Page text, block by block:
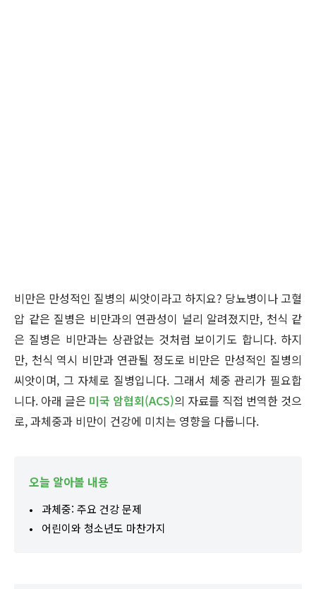
비만은 만성적인 질병의 씨앗이라고 하지요? 당뇨병이나 고혈
압 같은 질병은 비만과의 연관성이 널리 알려졌지만, 천식 같
은 질병은 비만과는 상관없는 것처럼 보이기도 합니다. 하지
만, 천식 역시 비만과 연관될 정도로 비만은 만성적인 질병의
씨앗이며, 그 자체로 질병입니다. 그래서 체중 관리가 필요합
니다. 아래 글은 미국 암협회(ACS)의 자료를 직접 번역한 것으
로, 과체중과 비만이 건강에 미치는 영향을 다룹니다.
오늘 알아볼 내용
과체중: 주요 건강 문제
어린이와 청소년도 마찬가지